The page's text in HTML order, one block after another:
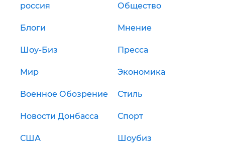
россия Общество
Блоги Мнение
Шоу-Биз Пресса
Мир Экономика
Военное Обозрение Стиль
Новости Донбасса Спорт
США Шоубиз